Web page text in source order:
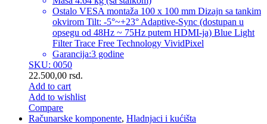
Ostalo VESA montaža 100 x 100 mm Dizajn sa tankim
okvirom Tilt: -5°~+23° Adaptive-Sync (dostupan u
opsegu od 48Hz ~ 75Hz putem HDMI-ja) Blue Light
Filter Trace Free Technology VividPixel
Garancija:3 godine
SKU: 0050
22.500,00 rsd.
Add to cart
Add to wishlist
Compare
Računarske komponente, Hladnjaci i kućišta